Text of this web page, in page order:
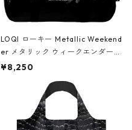
LOQI ローキー Metallic Weekend
er メタリック ウィークエンダー
ボストンバッグ ショルダーバッグ
Black ジャン=ミッシェル・バスキ
ア/クラウン ブラック
¥8,250